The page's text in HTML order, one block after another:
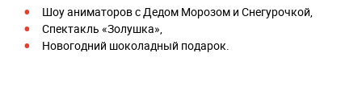
Шоу аниматоров с Дедом Морозом и Снегурочкой,
Спектакль «Золушка»,
Новогодний шоколадный подарок.